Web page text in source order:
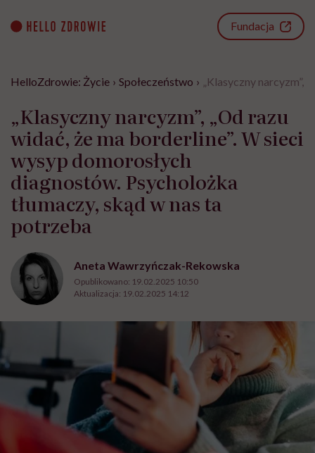
content
Fundacja
HelloZdrowie: Życie › Społeczeństwo › „Klasyczny narcyzm”,
„Klasyczny narcyzm”, „Od razu
widać, że ma borderline”. W sieci
wysyp domorosłych
diagnostów. Psycholożka
tłumaczy, skąd w nas ta
potrzeba
Aneta Wawrzyńczak-Rekowska
Opublikowano: 19.02.2025 10:50
Aktualizacja: 19.02.2025 14:12